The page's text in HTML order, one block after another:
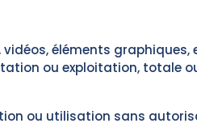
éléments
ou exploitation, totale
ou utilisation sans